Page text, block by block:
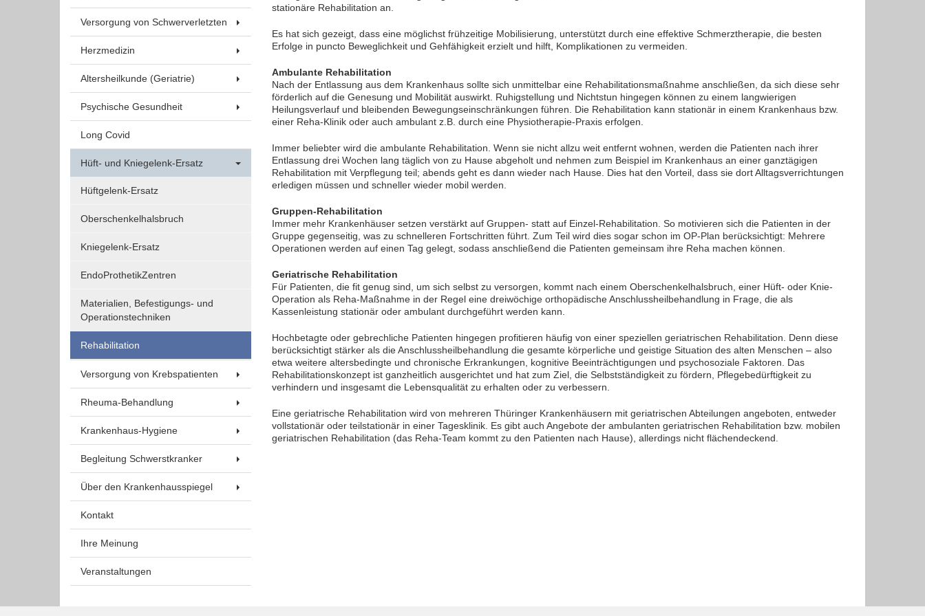
Versorgung von Schwerverletzten
Herzmedizin
Altersheilkunde (Geriatrie)
Psychische Gesundheit
Long Covid
Hüft- und Kniegelenk-Ersatz
Hüftgelenk-Ersatz
Oberschenkelhalsbruch
Kniegelenk-Ersatz
EndoProthetikZentren
Materialien, Befestigungs- und
Operationstechniken
Rehabilitation
Versorgung von Krebspatienten
Rheuma-Behandlung
Krankenhaus-Hygiene
Begleitung Schwerstkranker
Über den Krankenhausspiegel
Kontakt
Ihre Meinung
Veranstaltungen
stationäre Rehabilitation an.
Es hat sich gezeigt, dass eine möglichst frühzeitige Mobilisierung, unterstützt durch eine effektive Schmerztherapie, die besten
Erfolge in puncto Beweglichkeit und Gehfähigkeit erzielt und hilft, Komplikationen zu vermeiden.
Ambulante Rehabilitation
Nach der Entlassung aus dem Krankenhaus sollte sich unmittelbar eine Rehabilitationsmaßnahme anschließen, da sich diese sehr
förderlich auf die Genesung und Mobilität auswirkt. Ruhigstellung und Nichtstun hingegen können zu einem langwierigen
Heilungsverlauf und bleibenden Bewegungseinschränkungen führen. Die Rehabilitation kann stationär in einem Krankenhaus bzw.
einer Reha-Klinik oder auch ambulant z.B. durch eine Physiotherapie-Praxis erfolgen.
Immer beliebter wird die ambulante Rehabilitation. Wenn sie nicht allzu weit entfernt wohnen, werden die Patienten nach ihrer
Entlassung drei Wochen lang täglich von zu Hause abgeholt und nehmen zum Beispiel im Krankenhaus an einer ganztägigen
Rehabilitation mit Verpflegung teil; abends geht es dann wieder nach Hause. Dies hat den Vorteil, dass sie dort Alltagsverrichtungen
erledigen müssen und schneller wieder mobil werden.
Gruppen-Rehabilitation
Immer mehr Krankenhäuser setzen verstärkt auf Gruppen- statt auf Einzel-Rehabilitation. So motivieren sich die Patienten in der
Gruppe gegenseitig, was zu schnelleren Fortschritten führt. Zum Teil wird dies sogar schon im OP-Plan berücksichtigt: Mehrere
Operationen werden auf einen Tag gelegt, sodass anschließend die Patienten gemeinsam ihre Reha machen können.
Geriatrische Rehabilitation
Für Patienten, die fit genug sind, um sich selbst zu versorgen, kommt nach einem Oberschenkelhalsbruch, einer Hüft- oder Knie-
Operation als Reha-Maßnahme in der Regel eine dreiwöchige orthopädische Anschlussheilbehandlung in Frage, die als
Kassenleistung stationär oder ambulant durchgeführt werden kann.
Hochbetagte oder gebrechliche Patienten hingegen profitieren häufig von einer speziellen geriatrischen Rehabilitation. Denn diese
berücksichtigt stärker als die Anschlussheilbehandlung die gesamte körperliche und geistige Situation des alten Menschen – also
etwa weitere altersbedingte und chronische Erkrankungen, kognitive Beeinträchtigungen und psychosoziale Faktoren. Das
Rehabilitationskonzept ist ganzheitlich ausgerichtet und hat zum Ziel, die Selbstständigkeit zu fördern, Pflegebedürftigkeit zu
verhindern und insgesamt die Lebensqualität zu erhalten oder zu verbessern.
Eine geriatrische Rehabilitation wird von mehreren Thüringer Krankenhäusern mit geriatrischen Abteilungen angeboten, entweder
vollstationär oder teilstationär in einer Tagesklinik. Es gibt auch Angebote der ambulanten geriatrischen Rehabilitation bzw. mobilen
geriatrischen Rehabilitation (das Reha-Team kommt zu den Patienten nach Hause), allerdings nicht flächendeckend.
Einverständnis-Cookie
cookie_consent
Zweck:
ausgewählten Einverständnis-
Laufzeit:
Um Inhalte von Videoplattformen und Social Media
Plattformen anzeigen zu können, werden von
diesen externen Medien Cookies gesetzt.
Vimeo